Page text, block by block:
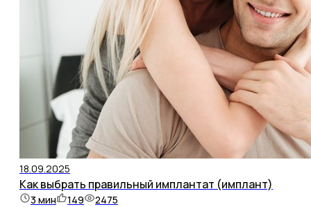
18.09.2025
Как выбрать правильный имплантат (имплант)
3 мин 149 2475